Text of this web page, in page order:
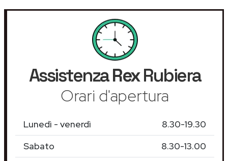
AssistenzaRexRubiera
Orari d'apertura
Lunedì - venerdì
8.30-19.30
Sabato
8.30-13.00